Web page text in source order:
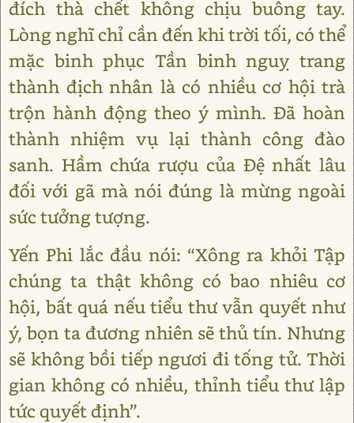
đích thà chết không chịu buông tay.
Lòng nghĩ chỉ cần đến khi trời tối, có thể
mặc binh phục Tần binh nguỵ trang
thành địch nhân là có nhiều cơ hội trà
trộn hành động theo ý mình. Đã hoàn
thành nhiệm vụ lại thành công đào
sanh. Hầm chứa rượu của Đệ nhất lâu
đối với gã mà nói đúng là mừng ngoài
sức tưởng tượng.
Yến Phi lắc đầu nói: “Xông ra khỏi Tập
chúng ta thật không có bao nhiêu cơ
hội, bất quá nếu tiểu thư vẫn quyết như
ý, bọn ta đương nhiên sẽ thủ tín. Nhưng
sẽ không bồi tiếp ngươi đi tống tử. Thời
gian không có nhiều, thỉnh tiểu thư lập
tức quyết định”.